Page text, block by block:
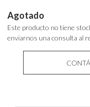
Agotado
Este producto no tiene
enviarnos una consulta al